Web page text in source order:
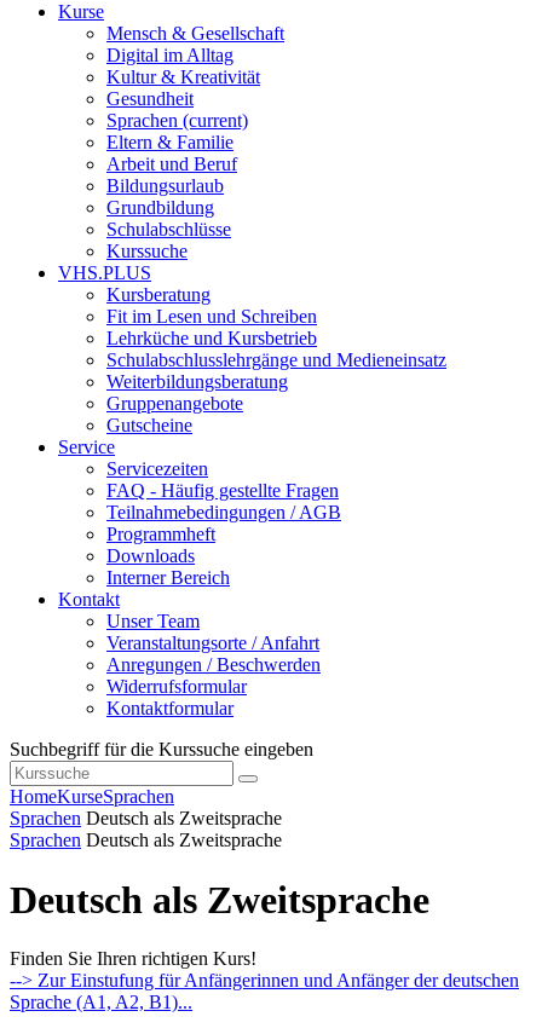
Kurse
Mensch & Gesellschaft
Digital im Alltag
Kultur & Kreativität
Gesundheit
Sprachen (current)
Eltern & Familie
Arbeit und Beruf
Bildungsurlaub
Grundbildung
Schulabschlüsse
Kurssuche
VHS.PLUS
Kursberatung
Fit im Lesen und Schreiben
Lehrküche und Kursbetrieb
Schulabschlusslehrgänge und Medieneinsatz
Weiterbildungsberatung
Gruppenangebote
Gutscheine
Service
Servicezeiten
FAQ - Häufig gestellte Fragen
Teilnahmebedingungen / AGB
Programmheft
Downloads
Interner Bereich
Kontakt
Unser Team
Veranstaltungsorte / Anfahrt
Anregungen / Beschwerden
Widerrufsformular
Kontaktformular
Suchbegriff für die Kurssuche eingeben
HomeKurseSprachen
Sprachen Deutsch als Zweitsprache
Sprachen Deutsch als Zweitsprache
Deutsch als Zweitsprache
Finden Sie Ihren richtigen Kurs!
--> Zur Einstufung für Anfängerinnen und Anfänger der deutschen
Sprache (A1, A2, B1)...